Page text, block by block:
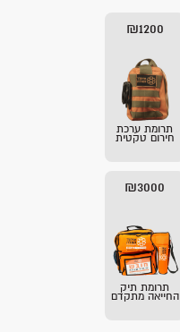
₪1200
תרומת ערכת
חירום טקטית
₪3000
תרומת תיק
החייאה מתקדם